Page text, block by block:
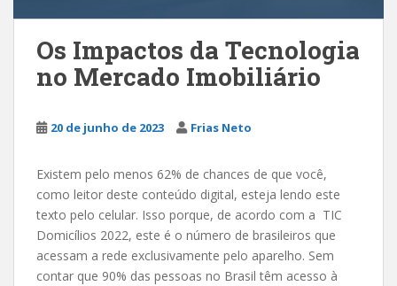
Os Impactos da Tecnologia
no Mercado Imobiliário
20 de junho de 2023 Frias Neto
Existem pelo menos 62% de chances de que você,
como leitor deste conteúdo digital, esteja lendo este
texto pelo celular. Isso porque, de acordo com a TIC
Domicílios 2022, este é o número de brasileiros que
acessam a rede exclusivamente pelo aparelho. Sem
contar que 90% das pessoas no Brasil têm acesso à